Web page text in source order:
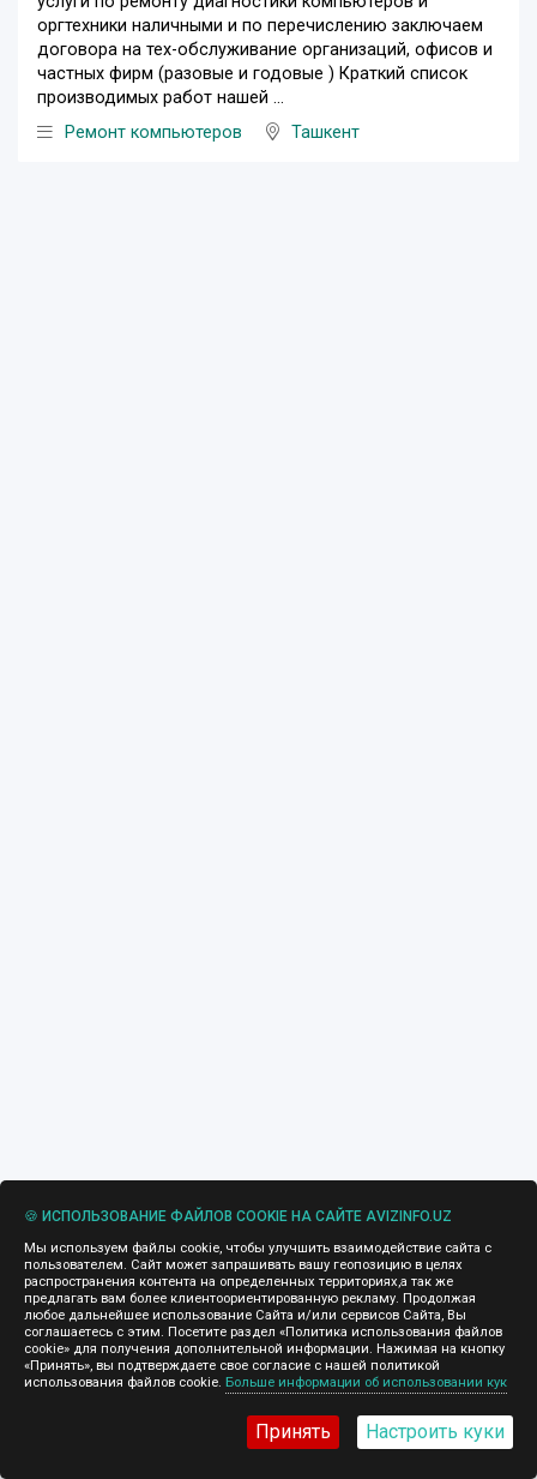
оргтехники наличными и по перечислению заключаем
договора на тех-обслуживание организаций, офисов и
частных фирм (разовые и годовые ) Краткий список
производимых работ нашей ...
Ремонт компьютеров
Ташкент
🍪 ИСПОЛЬЗОВАНИЕ ФАЙЛОВ COOKIE НА САЙТЕ AVIZINFO.UZ
Мы используем файлы cookie, чтобы улучшить взаимодействие сайта с
пользователем. Сайт может запрашивать вашу геопозицию в целях
распространения контента на определенных территориях,а так же
предлагать вам более клиентоориентированную рекламу. Продолжая
любое дальнейшее использование Сайта и/или сервисов Сайта, Вы
соглашаетесь с этим. Посетите раздел «Политика использования файлов
cookie» для получения дополнительной информации. Нажимая на кнопку
«Принять», вы подтверждаете свое согласие с нашей политикой
использования файлов cookie. Больше информации об использовании кук
Принять Настроить куки